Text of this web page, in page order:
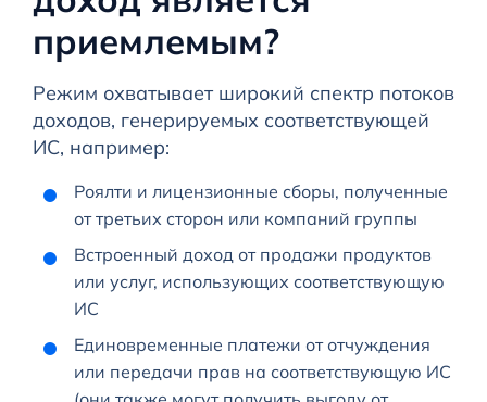
приемлемым?
Режим охватывает широкий спектр потоков
доходов, генерируемых соответствующей
ИС, например:
Роялти и лицензионные сборы, полученные
от третьих сторон или компаний группы
Встроенный доход от продажи продуктов
или услуг, использующих соответствующую
ИС
Единовременные платежи от отчуждения
или передачи прав на соответствующую ИС